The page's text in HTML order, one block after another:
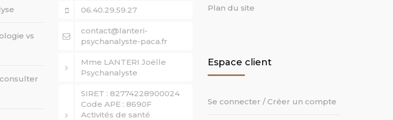
vs
06.40.29.59.27
contact@lanteri-
psychanalyste-paca.fr
Mme LANTERI Joëlle
Psychanalyste
SIRET : 82774228900024
Code APE : 8690F
Activités de santé
Plan du site
Espace client
Se connecter / Créer un compte